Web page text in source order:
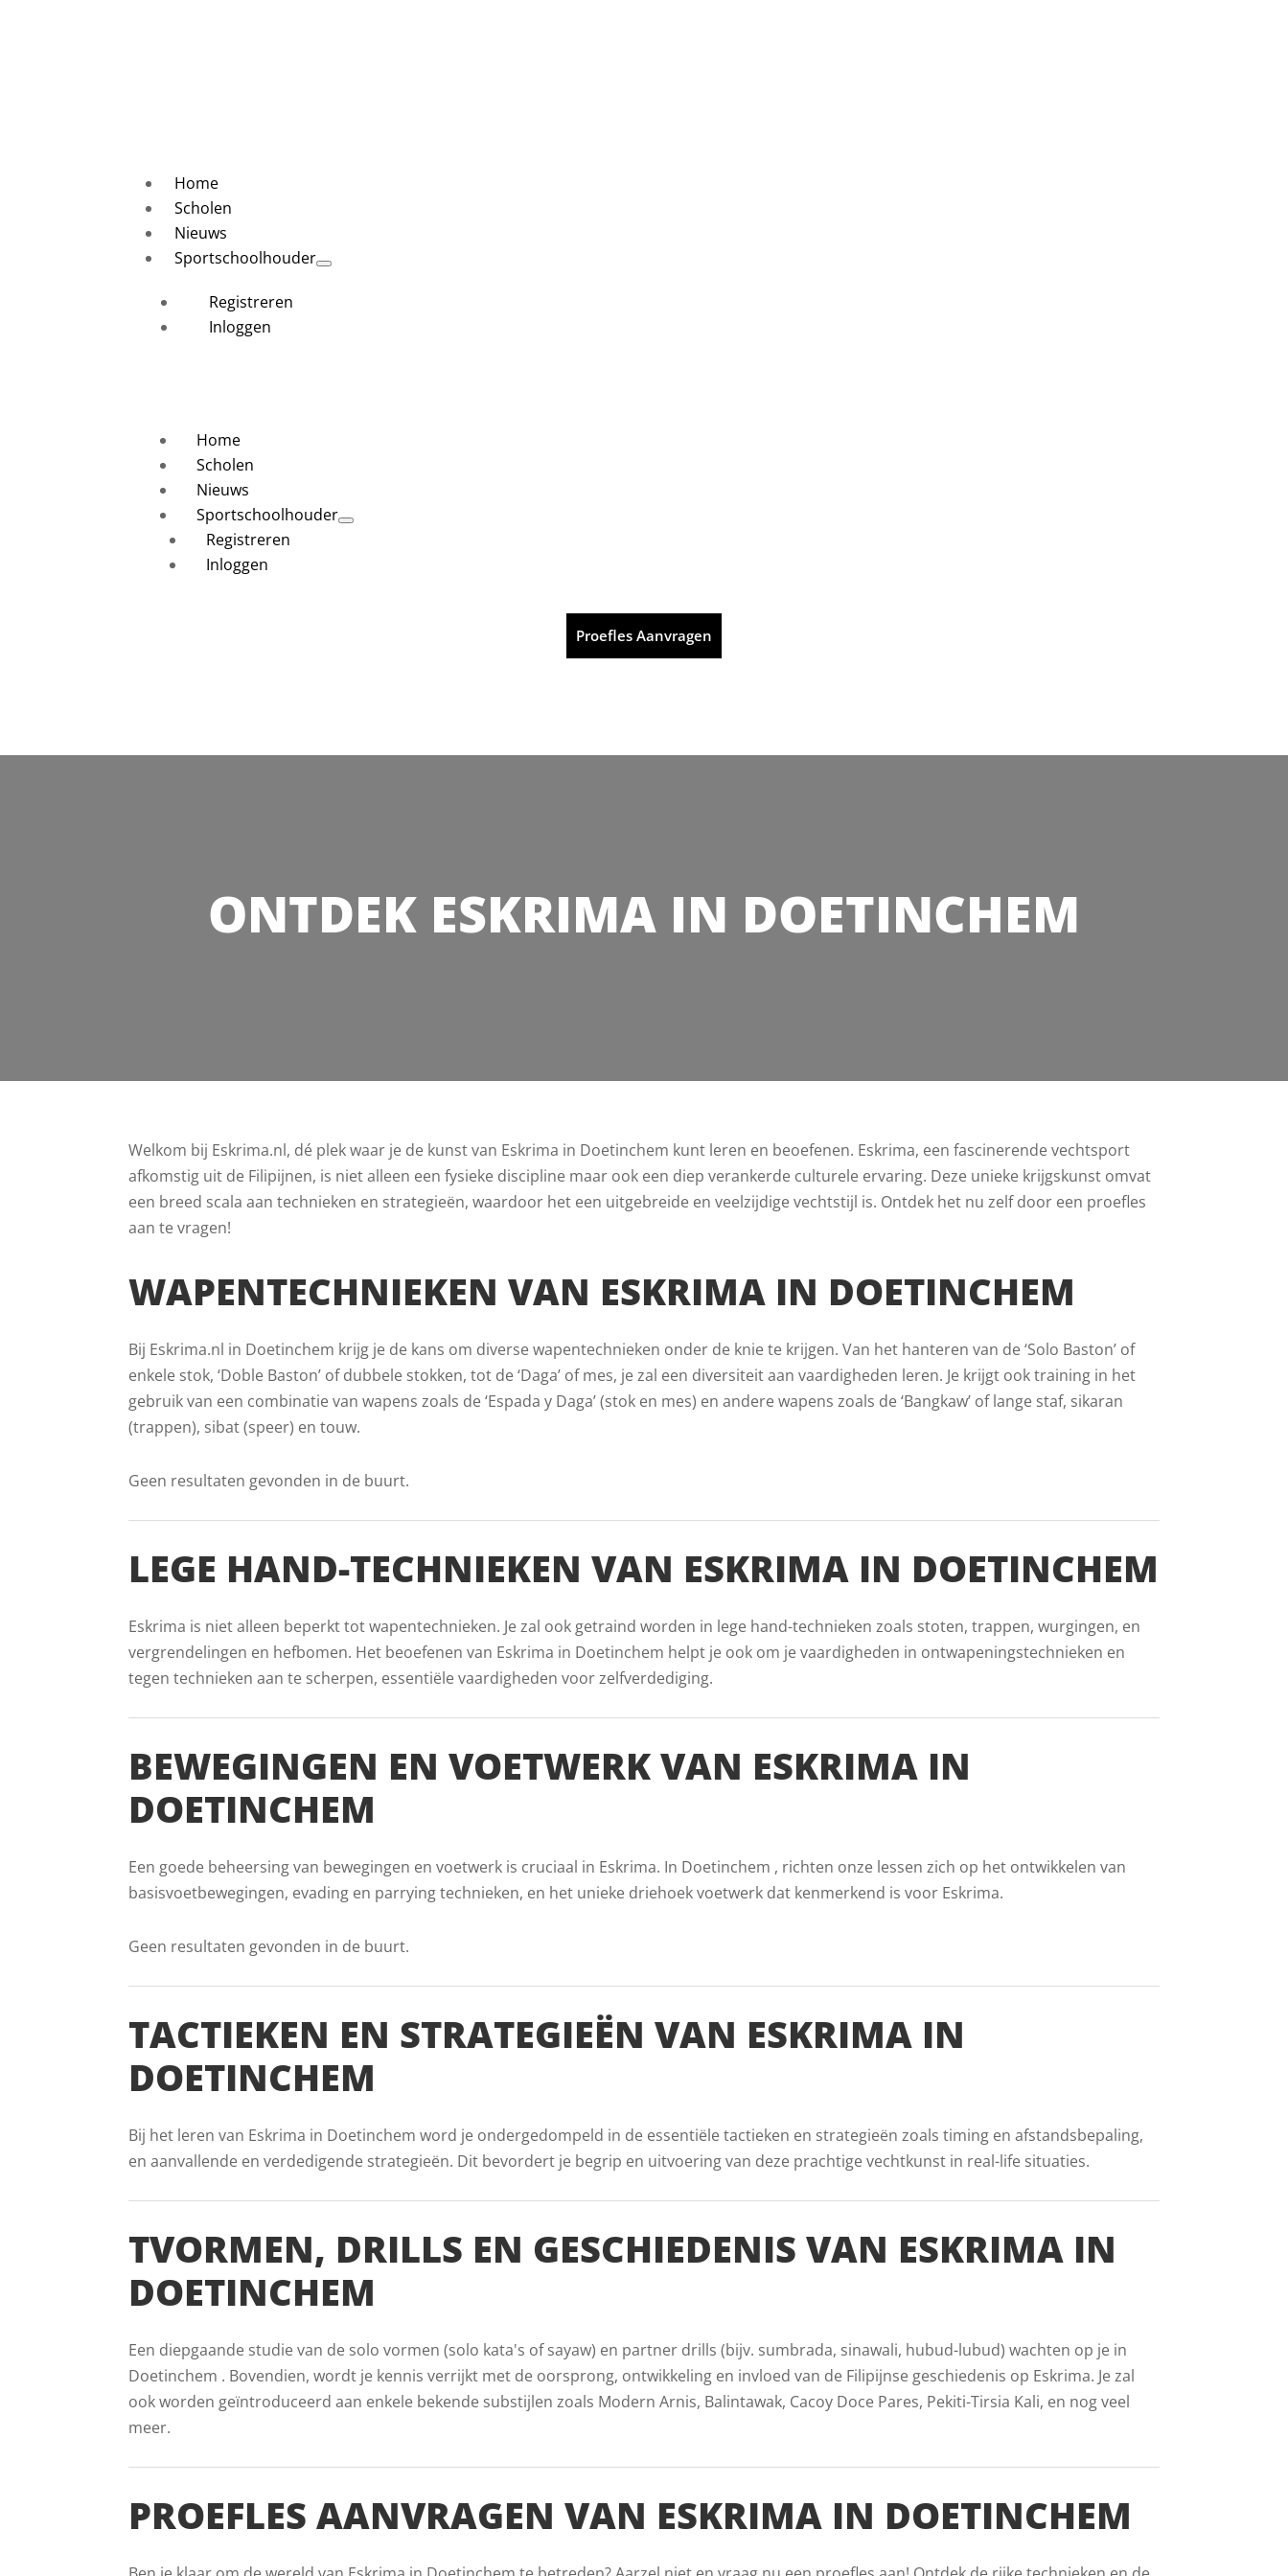
Home
Scholen
Nieuws
Sportschoolhouder
Registreren
Inloggen
Home
Scholen
Nieuws
Sportschoolhouder
Registreren
Inloggen
Proefles Aanvragen
ONTDEK ESKRIMA IN DOETINCHEM
Welkom bij Eskrima.nl, dé plek waar je de kunst van Eskrima in Doetinchem kunt leren en beoefenen. Eskrima, een fascinerende vechtsport
afkomstig uit de Filipijnen, is niet alleen een fysieke discipline maar ook een diep verankerde culturele ervaring. Deze unieke krijgskunst omvat
een breed scala aan technieken en strategieën, waardoor het een uitgebreide en veelzijdige vechtstijl is. Ontdek het nu zelf door een proefles
aan te vragen!
WAPENTECHNIEKEN VAN ESKRIMA IN DOETINCHEM
Bij Eskrima.nl in Doetinchem krijg je de kans om diverse wapentechnieken onder de knie te krijgen. Van het hanteren van de ‘Solo Baston’ of
enkele stok, ‘Doble Baston’ of dubbele stokken, tot de ‘Daga’ of mes, je zal een diversiteit aan vaardigheden leren. Je krijgt ook training in het
gebruik van een combinatie van wapens zoals de ‘Espada y Daga’ (stok en mes) en andere wapens zoals de ‘Bangkaw’ of lange staf, sikaran
(trappen), sibat (speer) en touw.
Geen resultaten gevonden in de buurt.
LEGE HAND-TECHNIEKEN VAN ESKRIMA IN DOETINCHEM
Eskrima is niet alleen beperkt tot wapentechnieken. Je zal ook getraind worden in lege hand-technieken zoals stoten, trappen, wurgingen, en
vergrendelingen en hefbomen. Het beoefenen van Eskrima in Doetinchem helpt je ook om je vaardigheden in ontwapeningstechnieken en
tegen technieken aan te scherpen, essentiële vaardigheden voor zelfverdediging.
BEWEGINGEN EN VOETWERK VAN ESKRIMA IN
DOETINCHEM
Een goede beheersing van bewegingen en voetwerk is cruciaal in Eskrima. In Doetinchem , richten onze lessen zich op het ontwikkelen van
basisvoetbewegingen, evading en parrying technieken, en het unieke driehoek voetwerk dat kenmerkend is voor Eskrima.
Geen resultaten gevonden in de buurt.
TACTIEKEN EN STRATEGIEËN VAN ESKRIMA IN
DOETINCHEM
Bij het leren van Eskrima in Doetinchem word je ondergedompeld in de essentiële tactieken en strategieën zoals timing en afstandsbepaling,
en aanvallende en verdedigende strategieën. Dit bevordert je begrip en uitvoering van deze prachtige vechtkunst in real-life situaties.
TVORMEN, DRILLS EN GESCHIEDENIS VAN ESKRIMA IN
DOETINCHEM
Een diepgaande studie van de solo vormen (solo kata's of sayaw) en partner drills (bijv. sumbrada, sinawali, hubud-lubud) wachten op je in
Doetinchem . Bovendien, wordt je kennis verrijkt met de oorsprong, ontwikkeling en invloed van de Filipijnse geschiedenis op Eskrima. Je zal
ook worden geïntroduceerd aan enkele bekende substijlen zoals Modern Arnis, Balintawak, Cacoy Doce Pares, Pekiti-Tirsia Kali, en nog veel
meer.
PROEFLES AANVRAGEN VAN ESKRIMA IN DOETINCHEM